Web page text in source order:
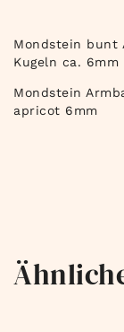
Mondstein bunt
Kugeln ca. 6mm
Mondstein
apricot 6mm